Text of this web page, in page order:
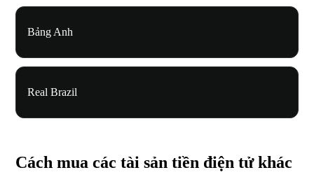
Bảng Anh
Real Brazil
Cách mua các tài sản tiền điện tử khác